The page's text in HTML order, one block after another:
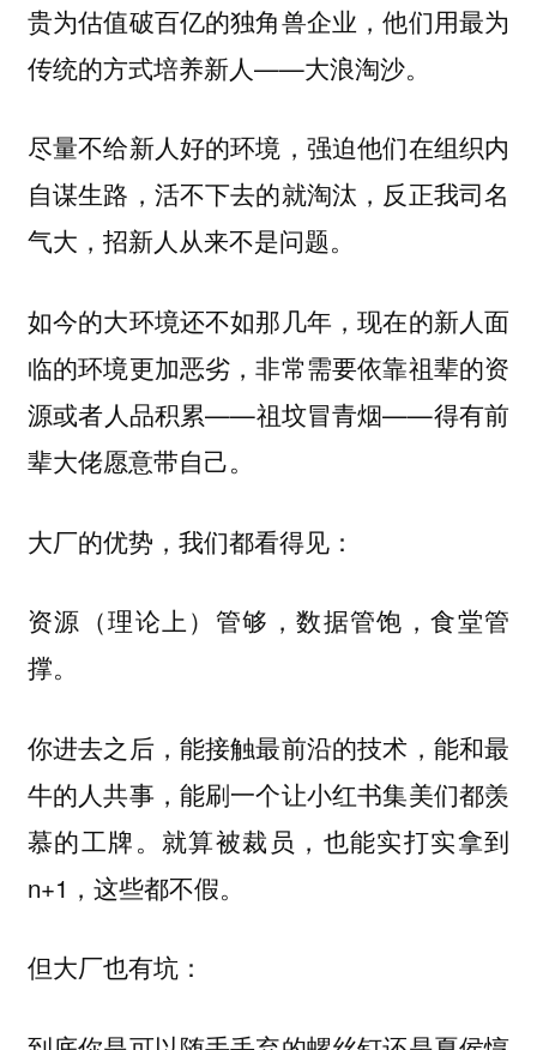
贵为估值破百亿的独角兽企业，他们用最为
传统的方式培养新人——大浪淘沙。
尽量不给新人好的环境，强迫他们在组织内
自谋生路，活不下去的就淘汰，反正我司名
气大，招新人从来不是问题。
如今的大环境还不如那几年，现在的新人面
临的环境更加恶劣，非常需要依靠祖辈的资
源或者人品积累——祖坟冒青烟——得有前
辈大佬愿意带自己。
大厂的优势，我们都看得见：
资源（理论上）管够，数据管饱，食堂管
撑。
你进去之后，能接触最前沿的技术，能和最
牛的人共事，能刷一个让小红书集美们都羡
慕的工牌。就算被裁员，也能实打实拿到
n+1，这些都不假。
但大厂也有坑：